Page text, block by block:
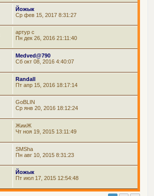
Йожык
Ср фев 15, 2017 8:31:27
артур с
Пн дек 26, 2016 21:11:40
Medved@790
Сб окт 08, 2016 4:40:07
Randall
Пт апр 15, 2016 18:17:14
GoBLIN
Ср янв 20, 2016 18:12:24
ЖииЖ
Чт ноя 19, 2015 13:11:49
SMSha
Пн авг 10, 2015 8:31:23
Йожык
Пт июл 17, 2015 12:54:48